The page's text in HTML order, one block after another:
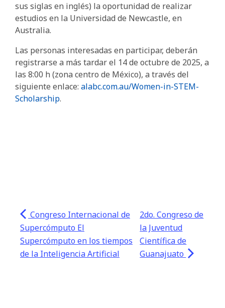
sus siglas en inglés) la oportunidad de realizar
estudios en la Universidad de Newcastle, en
Australia.
Las personas interesadas en participar, deberán
registrarse a más tardar el 14 de octubre de 2025, a
las 8:00 h (zona centro de México), a través del
siguiente enlace: alabc.com.au/Women-in-STEM-
Scholarship.
Congreso Internacional de
Supercómputo El
Supercómputo en los tiempos
de la Inteligencia Artificial
2do. Congreso de
la Juventud
Científica de
Guanajuato